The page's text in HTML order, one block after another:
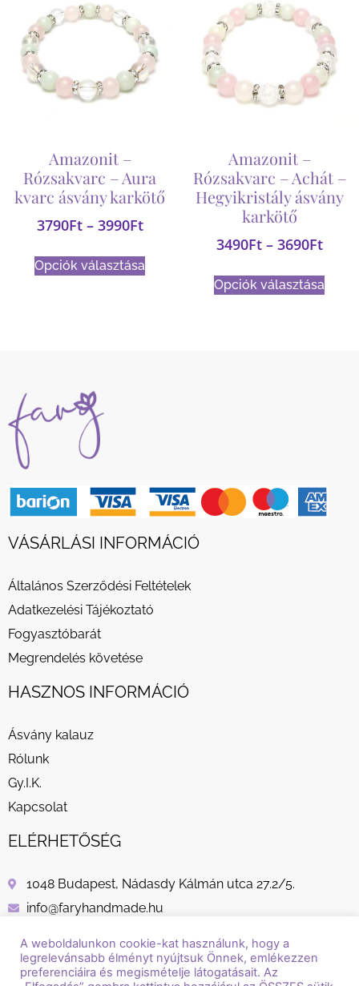
Amazonit –
Rózsakvarc – Aura
kvarc ásvány karkötő
3790Ft – 3990Ft
Opciók választása
Amazonit –
Rózsakvarc – Achát –
Hegyikristály ásvány
karkötő
3490Ft – 3690Ft
Opciók választása
VÁSÁRLÁSI INFORMÁCIÓ
Általános Szerződési Feltételek
Adatkezelési Tájékoztató
Fogyasztóbarát
Megrendelés követése
HASZNOS INFORMÁCIÓ
Ásvány kalauz
Rólunk
Gy.I.K.
Kapcsolat
ELÉRHETŐSÉG
1048 Budapest, Nádasdy Kálmán utca 27.2/5.
info@faryhandmade.hu
A weboldalunkon cookie-kat használunk, hogy a
legrelevánsabb élményt nyújtsuk Önnek, emlékezzen
preferenciáira és megismételje látogatásait. Az